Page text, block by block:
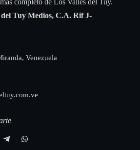
del Tuy Medios, C.A. Rif J-
Venezuela